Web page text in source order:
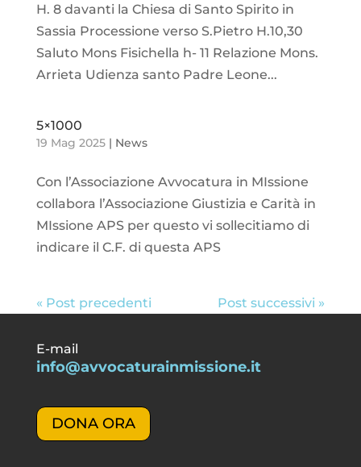
H. 8 davanti la Chiesa di Santo Spirito in
Sassia Processione verso S.Pietro H.10,30
Saluto Mons Fisichella h- 11 Relazione Mons.
Arrieta Udienza santo Padre Leone...
5×1000
19 Mag 2025| News
Con l’Associazione Avvocatura in MIssione
collabora l’Associazione Giustizia e Carità in
MIssione APS per questo vi sollecitiamo di
indicare il C.F. di questa APS
« Post precedenti Post successivi »
E-mail
info@avvocaturainmissione.it
DONA ORA